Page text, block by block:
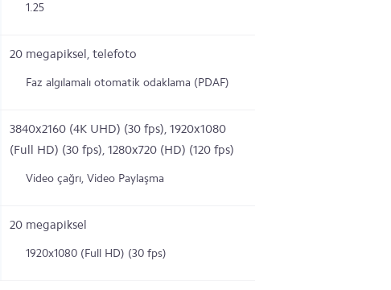
1.25
20 megapiksel, telefoto
Faz algılamalı otomatik odaklama (PDAF)
3840x2160 (4K UHD) (30 fps), 1920x1080
(Full HD) (30 fps), 1280x720 (HD) (120 fps)
Video çağrı, Video Paylaşma
20 megapiksel
1920x1080 (Full HD) (30 fps)